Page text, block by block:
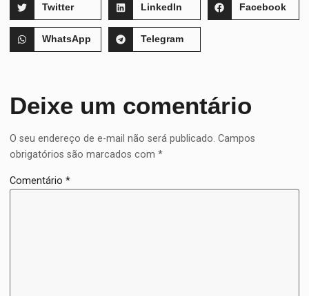
Twitter LinkedIn Facebook
WhatsApp Telegram
Deixe um comentário
O seu endereço de e-mail não será publicado. Campos
obrigatórios são marcados com*
Comentário*